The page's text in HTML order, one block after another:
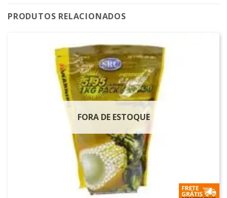
PRODUTOS RELACIONADOS
FORA DE ESTOQUE